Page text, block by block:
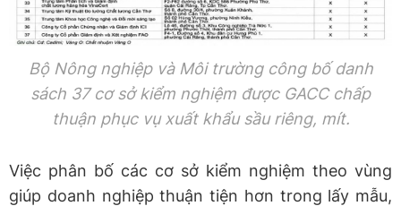
Bộ Nông nghiệp và Môi trường công bố danh
sách 37 cơ sở kiểm nghiệm được GACC chấp
thuận phục vụ xuất khẩu sầu riêng, mít.
Việc phân bố các cơ sở kiểm nghiệm theo vùng
giúp doanh nghiệp thuận tiện hơn trong lấy mẫu,